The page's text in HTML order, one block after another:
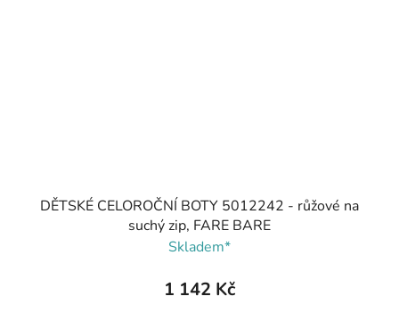
DĚTSKÉ CELOROČNÍ BOTY 5012242 - růžové na
suchý zip, FARE BARE
Skladem*
1 142 Kč